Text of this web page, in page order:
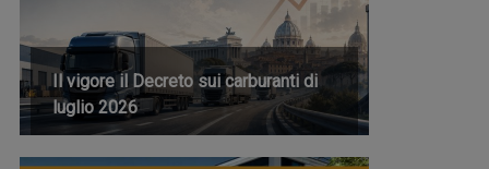
Il vigore il Decreto sui carburanti di
luglio 2026